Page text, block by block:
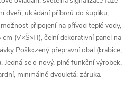
dveří, ukládání příborů do šuplíku,
připojení na přívod teplé vody,
(V×Š×H), čelní dekorativní panel na
Poškozený přepravní obal (krabice,
Jedná se o nový, plně funkční výrobek,
minimálně dvouletá, záruka.